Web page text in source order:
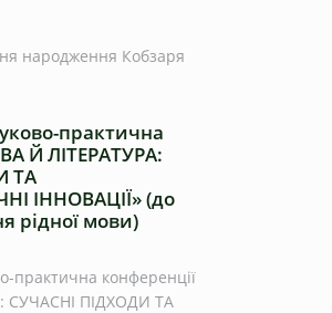
народження Кобзаря
практична
Й ЛІТЕРАТУРА:
ТА
ІННОВАЦІЇ» (до
рідної мови)
практична конференції
СУЧАСНІ ПІДХОДИ ТА